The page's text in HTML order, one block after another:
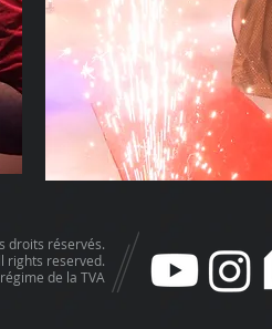
droits réservés.
rights reserved.
de la TVA